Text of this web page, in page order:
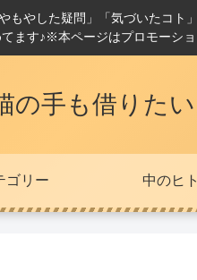
やした疑問」「気づいたコ
ます♪※本ページはプロモーシ
の手も借りたい
ゴリー 中のヒト